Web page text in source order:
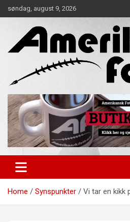
to
søndag, august 9, 2026
Amerikansk
Home Synspunkter Vi tar en kikk